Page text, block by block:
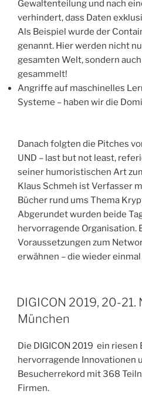
Gewaltenteilung und nach
verhindert, dass Daten
Als Beispiel wurde der
genannt. Hier werden nicht
gesamten Welt, sondern
gesammelt!
Angriffe auf maschinelles
Systeme – haben wir die
Danach folgten die Pitches
UND – last but not least,
seiner humoristischen Art
Klaus Schmeh ist Verfasser
Bücher rund ums Thema
Abgerundet wurden beide
hervorragende Organisation.
Voraussetzungen zum
erwähnen – die wieder
DIGICON 2019, 20-21.
München
Die DIGICON 2019 ein
hervorragende Innovationen
Besucherrekord mit 368
Firmen.